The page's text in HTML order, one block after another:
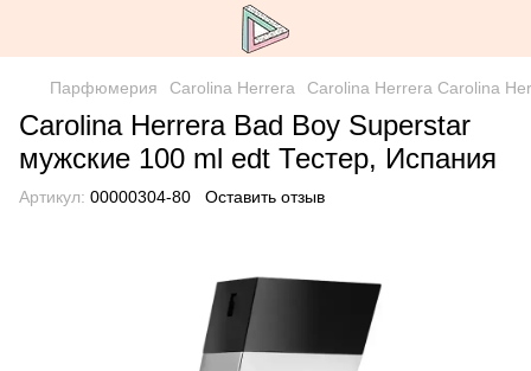
Парфюмерия Carolina Herrera Carolina Herrera Carolina
Carolina Herrera Bad Boy Superstar
мужские 100 ml edt Тестер, Испания
Артикул: 00000304-80 Оставить отзыв